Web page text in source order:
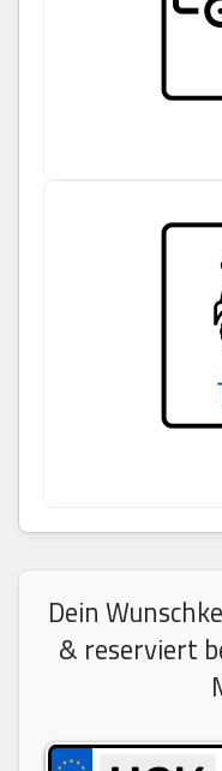
Dein
& reserviert